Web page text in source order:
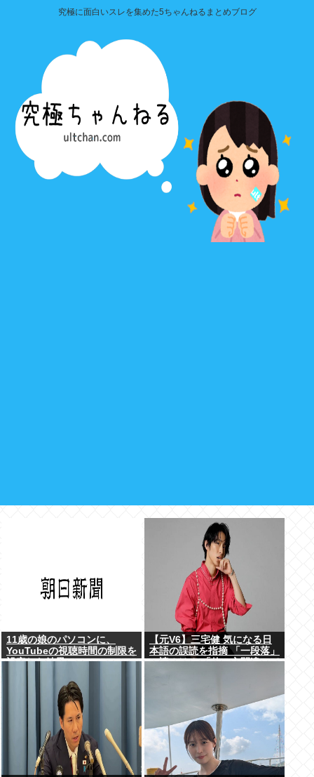
究極に面白いスレを集めた5ちゃんねるまとめブログ
11歳の娘のパソコンに、
YouTubeの視聴時間の制限を
設定した結果
【元V6】三宅健 気になる日
本語の誤読を指摘 「一段落」
の読みは？ 「使い方間違って